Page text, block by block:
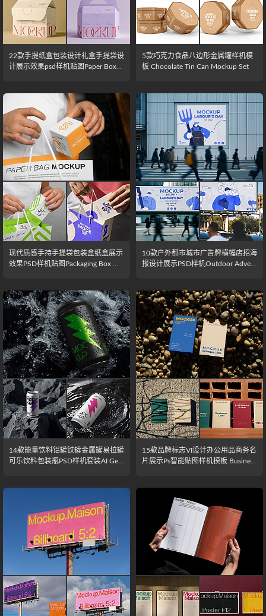
22款手提纸盒包装设计礼盒手提袋设
计展示效果psd样机贴图Paper Box
5款巧克力食品八边形金属罐样机模
板 Chocolate Tin Can Mockup Set
现代质感手持手提袋包装盒纸盒展示
效果PSD样机贴图Packaging Box Mo
10款户外都市城市广告牌横幅店招海
报设计展示PSD样机Outdoor Adverti
14款能量饮料铝罐铁罐金属罐易拉罐
可乐饮料包装瓶PSD样机套装AI Gen
15款品牌标志VI设计办公用品商务名
片展示Ps智能贴图样机模板 Business